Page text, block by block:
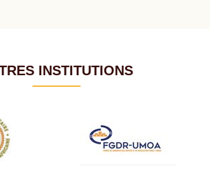
INSTITUTIONS